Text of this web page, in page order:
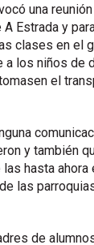
una
Estrada y
clases en el
a los niños de
el
y también
hasta ahora
las
de